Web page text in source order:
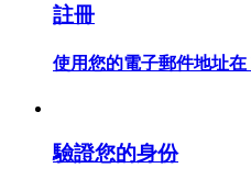
合約指南
註冊
使用您的電子郵件地址在
驗證您的身份